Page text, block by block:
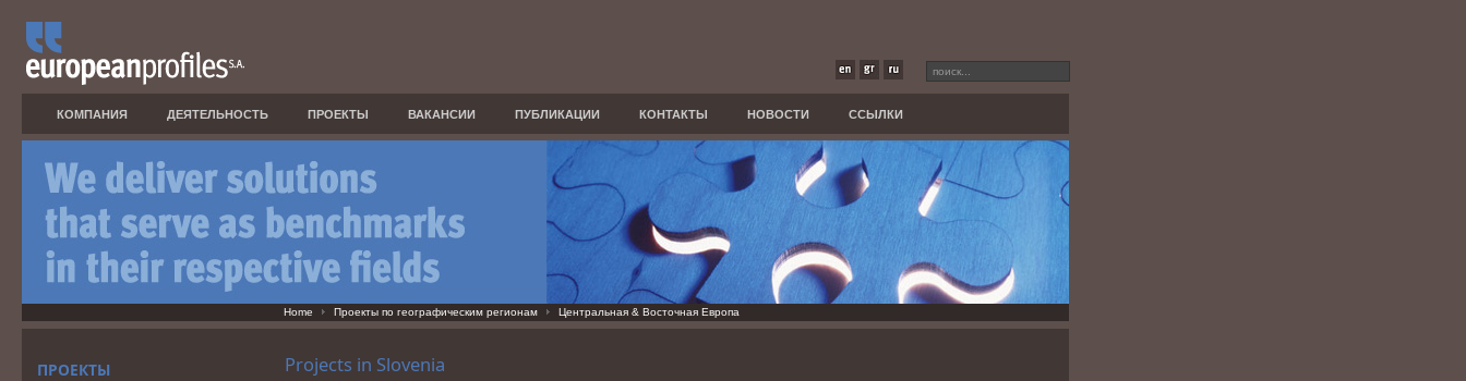
КОМПАНИЯ ДЕЯТЕЛЬНОСТЬ ПРОЕКТЫ ВАКАНСИИ ПУБЛИКАЦИИ КОНТАКТЫ НОВОСТИ ССЫЛКИ
Home Проекты по географическим регионам Центральная & Восточная Европа
Projects in Slovenia
ПРОЕКТЫ